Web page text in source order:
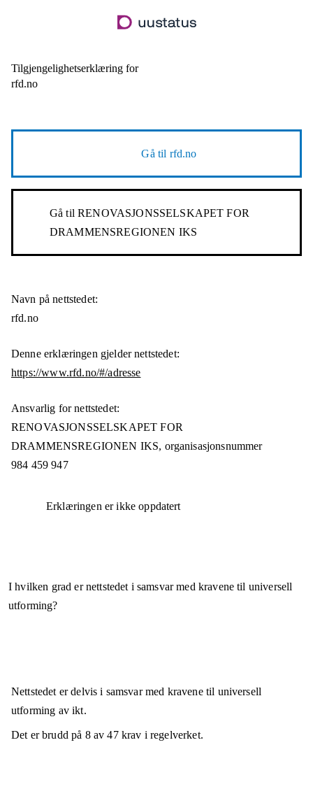
til
Tilgjengelighetserklæring for
rfd.no
Gå til rfd.no
Gå tilRENOVASJONSSELSKAPET FOR
DRAMMENSREGIONEN IKS
Navn på nettstedet:
rfd.no
Denne erklæringen gjelder nettstedet:
https://www.rfd.no/#/adresse
Ansvarlig for nettstedet:
RENOVASJONSSELSKAPET FOR
DRAMMENSREGIONEN IKS, organisasjonsnummer
984 459 947
Erklæringen er ikke oppdatert
I hvilken grad er nettstedet i samsvar med kravene til universell
utforming?
Nettstedet erdelvis i samsvarmed kravene til universell
utforming av ikt.
Det er brudd på 8av47krav i regelverket.